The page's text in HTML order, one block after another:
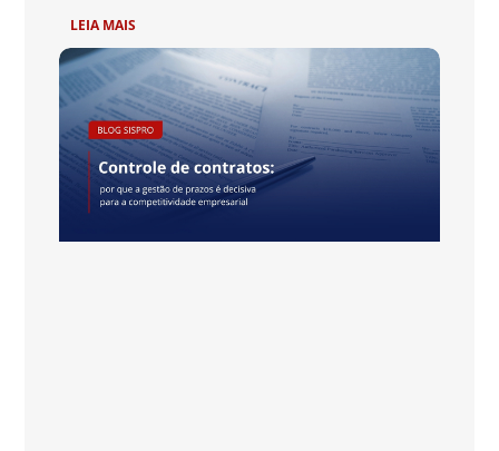
LEIA MAIS